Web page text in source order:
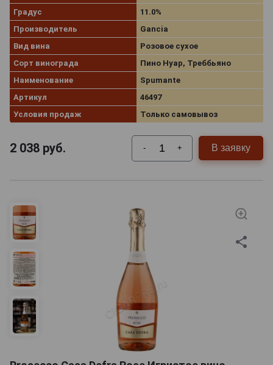
Градус
11.0%
Производитель
Gancia
Вид вина
Розовое сухое
Сорт винограда
Пино Нуар, Треббьяно
Наименование
Spumante
Артикул
46497
Условия продаж
Только самовывоз
2 038 руб. - + В заявку